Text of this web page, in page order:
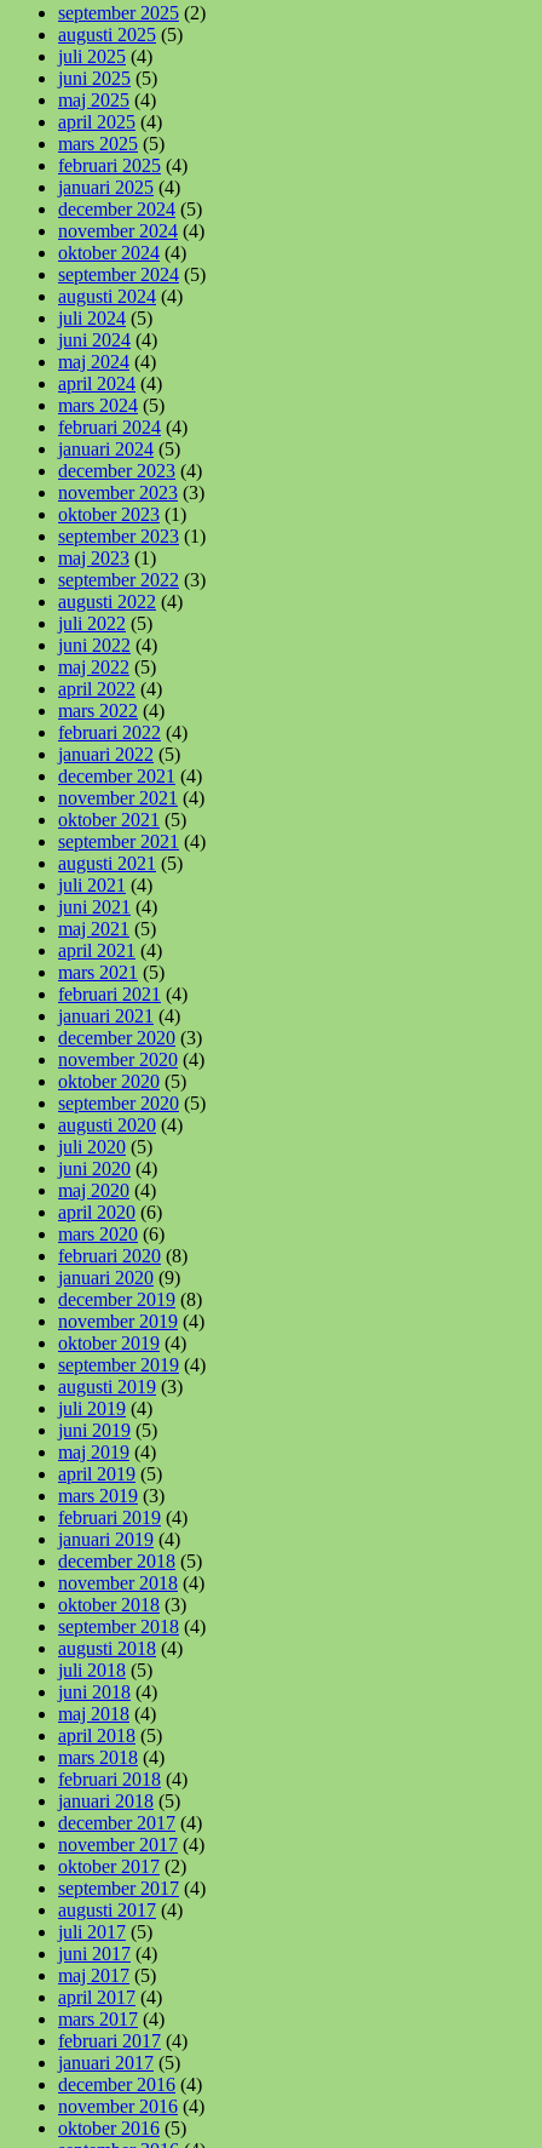
september 2025 (2)
augusti 2025 (5)
juli 2025 (4)
juni 2025 (5)
maj 2025 (4)
april 2025 (4)
mars 2025 (5)
februari 2025 (4)
januari 2025 (4)
december 2024 (5)
november 2024 (4)
oktober 2024 (4)
september 2024 (5)
augusti 2024 (4)
juli 2024 (5)
juni 2024 (4)
maj 2024 (4)
april 2024 (4)
mars 2024 (5)
februari 2024 (4)
januari 2024 (5)
december 2023 (4)
november 2023 (3)
oktober 2023 (1)
september 2023 (1)
maj 2023 (1)
september 2022 (3)
augusti 2022 (4)
juli 2022 (5)
juni 2022 (4)
maj 2022 (5)
april 2022 (4)
mars 2022 (4)
februari 2022 (4)
januari 2022 (5)
december 2021 (4)
november 2021 (4)
oktober 2021 (5)
september 2021 (4)
augusti 2021 (5)
juli 2021 (4)
juni 2021 (4)
maj 2021 (5)
april 2021 (4)
mars 2021 (5)
februari 2021 (4)
januari 2021 (4)
december 2020 (3)
november 2020 (4)
oktober 2020 (5)
september 2020 (5)
augusti 2020 (4)
juli 2020 (5)
juni 2020 (4)
maj 2020 (4)
april 2020 (6)
mars 2020 (6)
februari 2020 (8)
januari 2020 (9)
december 2019 (8)
november 2019 (4)
oktober 2019 (4)
september 2019 (4)
augusti 2019 (3)
juli 2019 (4)
juni 2019 (5)
maj 2019 (4)
april 2019 (5)
mars 2019 (3)
februari 2019 (4)
januari 2019 (4)
december 2018 (5)
november 2018 (4)
oktober 2018 (3)
september 2018 (4)
augusti 2018 (4)
juli 2018 (5)
juni 2018 (4)
maj 2018 (4)
april 2018 (5)
mars 2018 (4)
februari 2018 (4)
januari 2018 (5)
december 2017 (4)
november 2017 (4)
oktober 2017 (2)
september 2017 (4)
augusti 2017 (4)
juli 2017 (5)
juni 2017 (4)
maj 2017 (5)
april 2017 (4)
mars 2017 (4)
februari 2017 (4)
januari 2017 (5)
december 2016 (4)
november 2016 (4)
oktober 2016 (5)